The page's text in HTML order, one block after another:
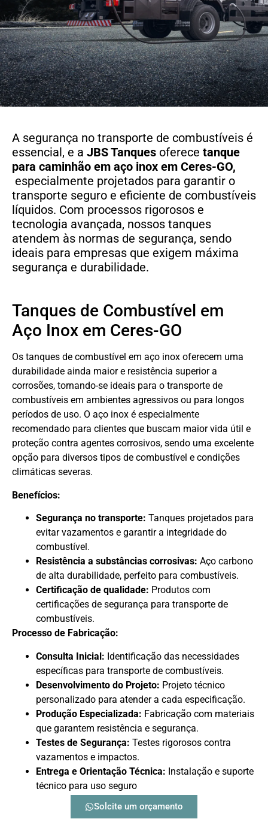
A segurança no transporte de combustíveis é
essencial, e a JBS Tanques oferece tanque
para caminhão em aço inox em Ceres-GO,
especialmente projetados para garantir o
transporte seguro e eficiente de combustíveis
líquidos. Com processos rigorosos e
tecnologia avançada, nossos tanques
atendem às normas de segurança, sendo
ideais para empresas que exigem máxima
segurança e durabilidade.
Tanques de Combustível em
Aço Inox em Ceres-GO
Os tanques de combustível em aço inox oferecem uma
durabilidade ainda maior e resistência superior a
corrosões, tornando-se ideais para o transporte de
combustíveis em ambientes agressivos ou para longos
períodos de uso. O aço inox é especialmente
recomendado para clientes que buscam maior vida útil e
proteção contra agentes corrosivos, sendo uma excelente
opção para diversos tipos de combustível e condições
climáticas severas.
Benefícios:
Segurança no transporte: Tanques projetados para
evitar vazamentos e garantir a integridade do
combustível.
Resistência a substâncias corrosivas: Aço carbono
de alta durabilidade, perfeito para combustíveis.
Certificação de qualidade: Produtos com
certificações de segurança para transporte de
combustíveis.
Processo de Fabricação:
Consulta Inicial: Identificação das necessidades
específicas para transporte de combustíveis.
Desenvolvimento do Projeto: Projeto técnico
personalizado para atender a cada especificação.
Produção Especializada: Fabricação com materiais
que garantem resistência e segurança.
Testes de Segurança: Testes rigorosos contra
vazamentos e impactos.
Entrega e Orientação Técnica: Instalação e suporte
técnico para uso seguro
Solcite um orçamento